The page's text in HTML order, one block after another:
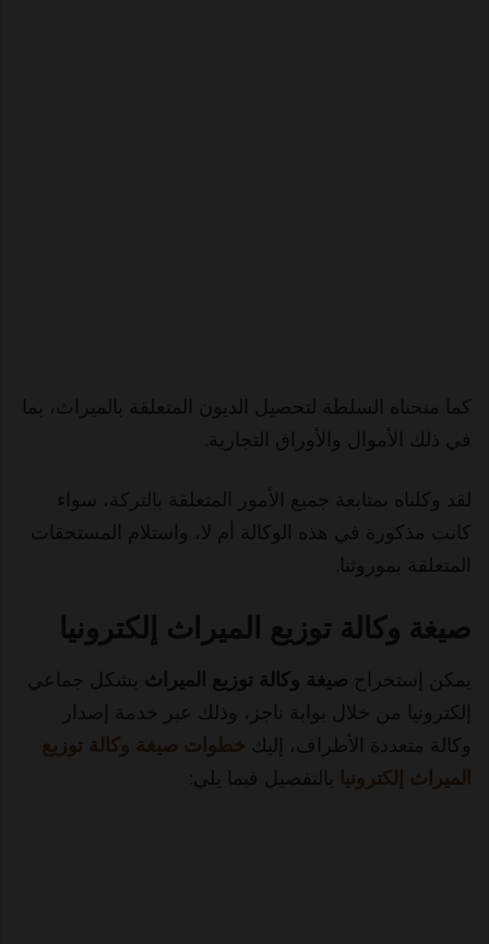
كما منحناه السلطة لتحصيل الديون المتعلقة بالميراث، بما
في ذلك الأموال والأوراق التجارية.
لقد وكلناه بمتابعة جميع الأمور المتعلقة بالتركة، سواء
كانت مذكورة في هذه الوكالة أم لا، واستلام المستحقات
المتعلقة بموروثنا.
صيغة وكالة توزيع الميراث إلكترونيا
يمكن إستخراج صيغة وكالة توزيع الميراث بشكل جماعي
إلكترونيا من خلال بوابة ناجز، وذلك عبر خدمة إصدار
وكالة متعددة الأطراف، إليك خطوات صيغة وكالة توزيع
الميراث إلكترونيا بالتفصيل فيما يلي: